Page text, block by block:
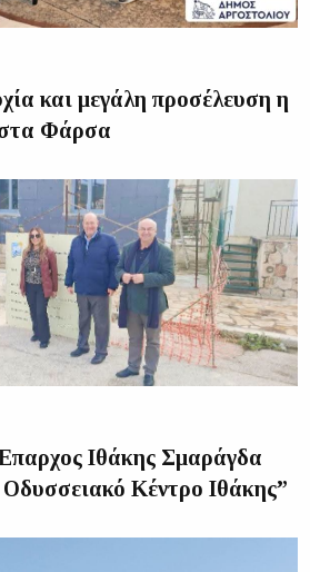
και μεγάλη προσέλευση η
στα Φάρσα
Ιθάκης Σμαράγδα
Κέντρο Ιθάκης”